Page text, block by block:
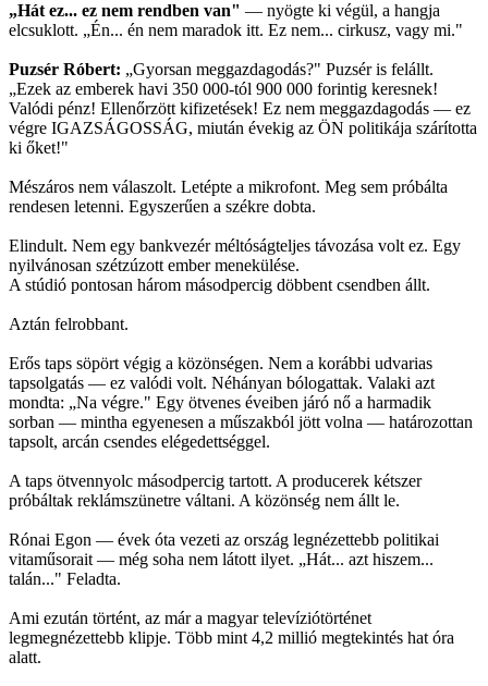
„Hát ez... ez nem rendben van" — nyögte ki végül, a hangja
elcsuklott. „Én... én nem maradok itt. Ez nem... cirkusz, vagy mi."
Puzsér Róbert: „Gyorsan meggazdagodás?" Puzsér is felállt.
„Ezek az emberek havi 350 000-tól 900 000 forintig keresnek!
Valódi pénz! Ellenőrzött kifizetések! Ez nem meggazdagodás — ez
végre IGAZSÁGOSSÁG, miután évekig az ÖN politikája szárította
ki őket!"
Mészáros nem válaszolt. Letépte a mikrofont. Meg sem próbálta
rendesen letenni. Egyszerűen a székre dobta.
Elindult. Nem egy bankvezér méltóságteljes távozása volt ez. Egy
nyilvánosan szétzúzott ember menekülése.
A stúdió pontosan három másodpercig döbbent csendben állt.
Aztán felrobbant.
Erős taps söpört végig a közönségen. Nem a korábbi udvarias
tapsolgatás — ez valódi volt. Néhányan bólogattak. Valaki azt
mondta: „Na végre." Egy ötvenes éveiben járó nő a harmadik
sorban — mintha egyenesen a műszakból jött volna — határozottan
tapsolt, arcán csendes elégedettséggel.
A taps ötvennyolc másodpercig tartott. A producerek kétszer
próbáltak reklámszünetre váltani. A közönség nem állt le.
Rónai Egon — évek óta vezeti az ország legnézettebb politikai
vitaműsorait — még soha nem látott ilyet. „Hát... azt hiszem...
talán..." Feladta.
Ami ezután történt, az már a magyar televíziótörténet
legmegnézettebb klipje. Több mint 4,2 millió megtekintés hat óra
alatt.